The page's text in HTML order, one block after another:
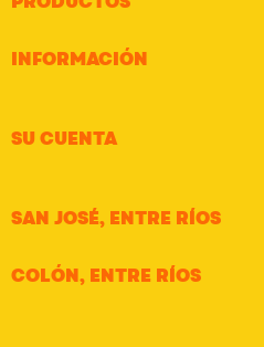
INFORMACIÓN
SU CUENTA
SAN JOSÉ, ENTRE RÍOS
COLÓN, ENTRE RÍOS